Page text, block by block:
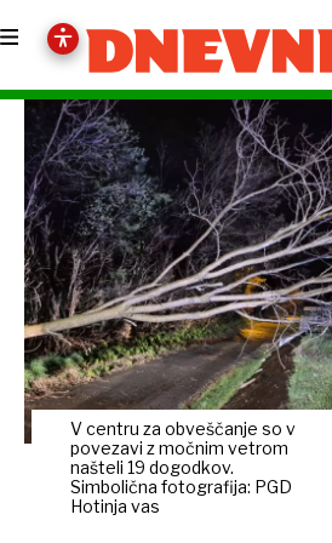
V centru za obveščanje so v
povezavi z močnim vetrom
našteli 19 dogodkov.
Simbolična fotografija: PGD
Hotinja vas